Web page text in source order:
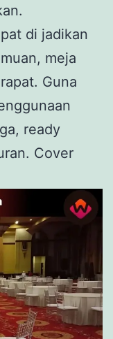
di jadikan
meja
Guna
ready
Cover